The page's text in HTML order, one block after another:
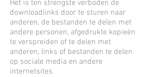
Het is ten strengste verboden de
downloadlinks door te sturen naar
anderen, de bestanden te delen met
andere personen, afgedrukte kopieën
te verspreiden of te delen met
anderen, links of bestanden te delen
op sociale media en andere
internetsites.